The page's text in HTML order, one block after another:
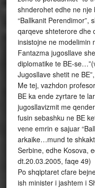
shnderohet edhe ne
“Ballkanit Perendimor”,
qarqeve shteterore dhe
insistojne ne modelimin
Fantazma jugosllave
diplomatike te BE-
Jugosllave shetit ne
Me tej, vazhdon
BE ka ende zyrtare te
jugosllavizmit me
fusin sebashku ne BE
vene emrin e sajuar
arkaike…mund te
Serbine, edhe Kosova,
dt.20.03.2005, faqe 49)
Po shqiptaret cfare
ish minister i jashtem i